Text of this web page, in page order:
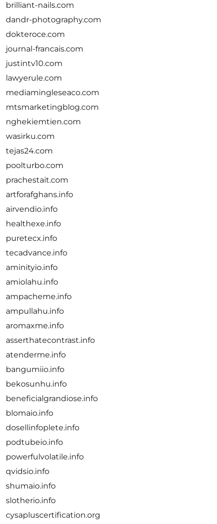
brilliant-nails.com
dandr-photography.com
dokteroce.com
journal-francais.com
justintv10.com
lawyerule.com
mediamingleseaco.com
mtsmarketingblog.com
nghekiemtien.com
wasirku.com
tejas24.com
poolturbo.com
prachestait.com
artforafghans.info
airvendio.info
healthexe.info
puretecx.info
tecadvance.info
aminityio.info
amiolahu.info
ampacheme.info
ampullahu.info
aromaxme.info
asserthatecontrast.info
atenderme.info
bangumiio.info
bekosunhu.info
beneficialgrandiose.info
blomaio.info
dosellinfoplete.info
podtubeio.info
powerfulvolatile.info
qvidsio.info
shumaio.info
slotherio.info
cysapluscertification.org